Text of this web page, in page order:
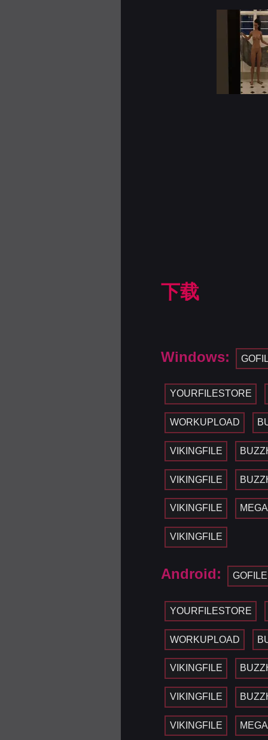
下载
Windows:
YOURFILESTORE
WORKUPLOAD
VIKINGFILE
VIKINGFILE
VIKINGFILE MEGA
VIKINGFILE
Android: GOFILE
YOURFILESTORE
WORKUPLOAD
VIKINGFILE
VIKINGFILE
VIKINGFILE MEGA